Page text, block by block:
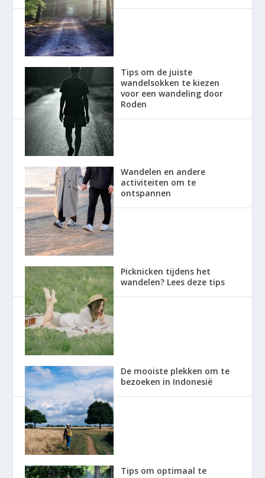
Tips om de juiste
wandelsokken te kiezen
voor een wandeling door
Roden
Wandelen en andere
activiteiten om te
ontspannen
Picknicken tijdens het
wandelen? Lees deze tips
De mooiste plekken om te
bezoeken in Indonesië
Tips om optimaal te